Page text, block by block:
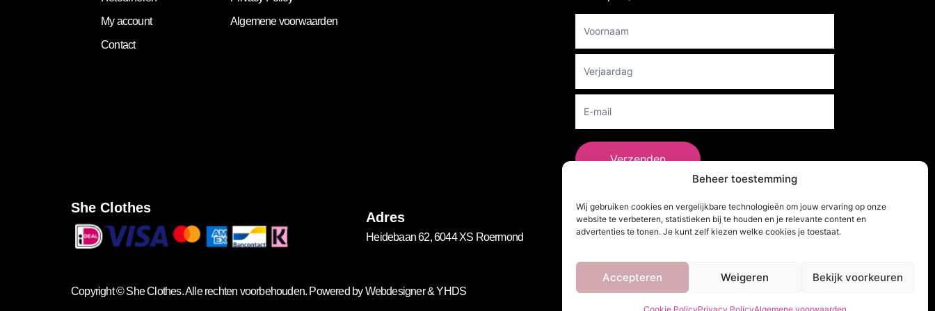
Beheer toestemming
Wij gebruiken cookies en vergelijkbare technologieën om jouw ervaring op onze
website te verbeteren, statistieken bij te houden en je relevante content en
advertenties te tonen. Je kunt zelf kiezen welke cookies je toestaat.
Accepteren Weigeren Bekijk voorkeuren
My account
Contact
Algemene voorwaarden
Newsletter
Verzenden
She Clothes
Adres
Heidebaan 62, 6044 XS Roermond
Volg Ons!
Copyright ©She Clothes. Alle rechten voorbehouden. Powered byWebdesigner&YHDS